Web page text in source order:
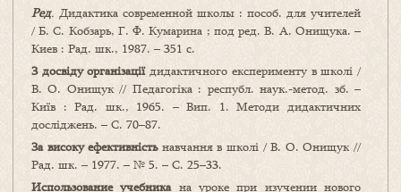
Ред. Дидактика современной школы : пособ. для учителей
/ Б. С. Кобзарь, Г. Ф. Кумарина ; под ред. В. А. Онищука. –
Киев : Рад. шк., 1987. – 351 с.
З досвіду організаціїдидактичного експерименту в школі /
В. О. Онищук // Педагогіка : республ. наук.-метод. зб. –
Київ : Рад. шк., 1965. – Вип. 1. Методи дидактичних
досліджень. – С. 70–87.
За високу ефективністьнавчання в школі / В. О. Онищук //
Рад. шк. – 1977. – № 5. – С. 25–33.
Использование учебникана уроке при изучении нового